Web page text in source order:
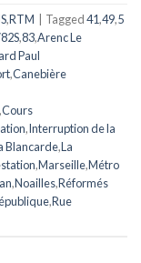
,RTM Tagged41,49,5
,83,Arenc Le
Paul
,Canebière
,Cours
,Interruption de la
Blancarde,La
,Marseille,Métro
,Noailles,Réformés
,Rue